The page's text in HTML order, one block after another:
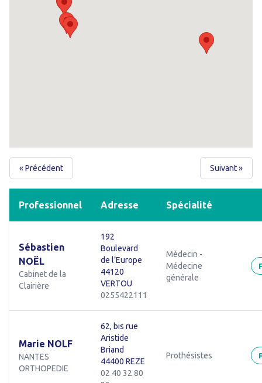
« Précédent Suivant »
Professionnel Adresse Spécialité
Sébastien
NOËL
Cabinet de la
Clairière
192
Boulevard
de l’Europe
44120
VERTOU
0255422111
Médecin -
Médecine
générale
Marie NOLF
NANTES
ORTHOPEDIE
62, bis rue
Aristide
Briand
44400 REZE
02 40 32 80
Prothésistes